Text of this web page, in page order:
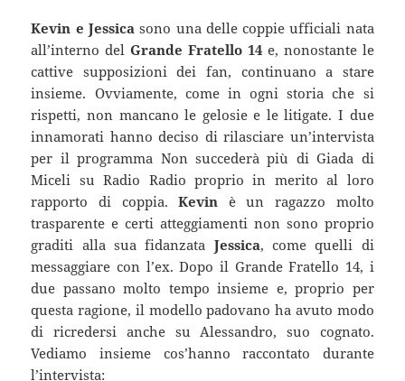
Kevin e Jessicasono una delle coppie ufficiali nata
all’interno delGrande Fratello 14e, nonostante le
cattive supposizioni dei fan, continuano a stare
insieme. Ovviamente, come in ogni storia che si
rispetti, non mancano le gelosie e le litigate. I due
innamorati hanno deciso di rilasciare un’intervista
per il programma Non succederà più di Giada di
Miceli su Radio Radio proprio in merito al loro
rapporto di coppia.Kevin è un ragazzo molto
trasparente e certi atteggiamenti non sono proprio
graditi alla sua fidanzata Jessica, come quelli di
messaggiare con l’ex. Dopo il Grande Fratello 14, i
due passano molto tempo insieme e, proprio per
questa ragione, il modello padovano ha avuto modo
di ricredersi anche su Alessandro, suo cognato.
Vediamo insieme cos’hanno raccontato durante
l’intervista: